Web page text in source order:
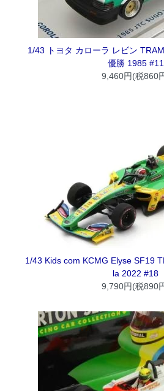
1/43 トヨタ カローラ レビン
優勝 1985 #11
9,460円(税860
1/43 Kids com KCMG Elyse SF19
la 2022 #18
9,790円(税890